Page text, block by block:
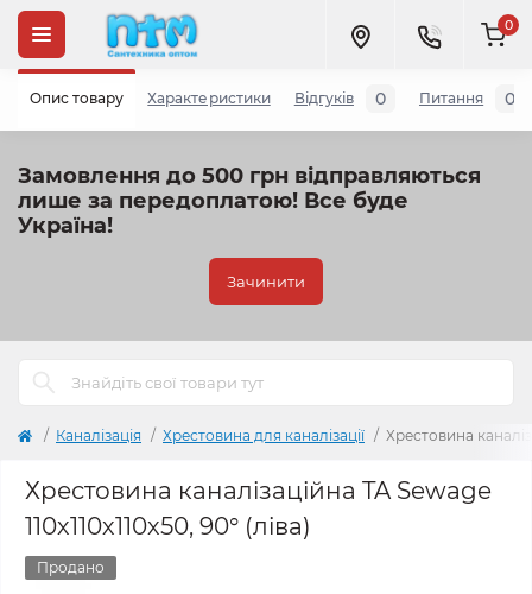
Замовлення до 500 грн відправляються
лише за передоплатою! Все буде
Україна!
Зачинити
0
Каналізація Хрестовина для каналізації Хрестовина
Хрестовина каналізаційна TA Sewage
110х110х110х50, 90° (ліва)
Продано
Опис товару Характеристики Відгуків 0 Питання 0